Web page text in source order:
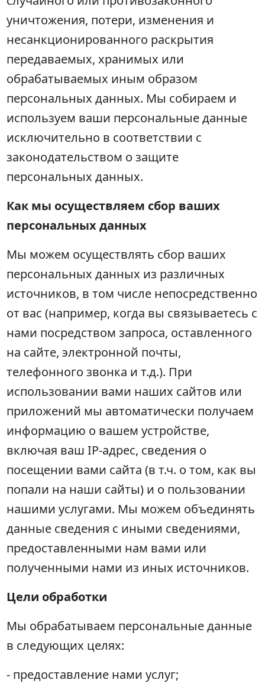
уничтожения, потери, изменения и
несанкционированного раскрытия
передаваемых, хранимых или
обрабатываемых иным образом
персональных данных. Мы собираем и
используем ваши персональные данные
исключительно в соответствии с
законодательством о защите
персональных данных.
Как мы осуществляем сбор ваших
персональных данных
Мы можем осуществлять сбор ваших
персональных данных из различных
источников, в том числе непосредственно
от вас (например, когда вы связываетесь с
нами посредством запроса, оставленного
на сайте, электронной почты,
телефонного звонка и т.д.). При
использовании вами наших сайтов или
приложений мы автоматически получаем
информацию о вашем устройстве,
включая ваш IP-адрес, сведения о
посещении вами сайта (в т.ч. о том, как вы
попали на наши сайты) и о пользовании
нашими услугами. Мы можем объединять
данные сведения с иными сведениями,
предоставленными нам вами или
полученными нами из иных источников.
Цели обработки
Мы обрабатываем персональные данные
в следующих целях:
- предоставление нами услуг;